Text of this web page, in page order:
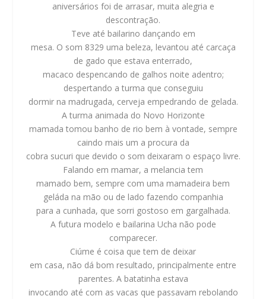
aniversários foi de arrasar, muita alegria e
descontração.
Teve até bailarino dançando em
mesa. O som 8329 uma beleza, levantou até carcaça
de gado que estava enterrado,
macaco despencando de galhos noite adentro;
despertando a turma que conseguiu
dormir na madrugada, cerveja empedrando de gelada.
A turma animada do Novo Horizonte
mamada tomou banho de rio bem à vontade, sempre
caindo mais um a procura da
cobra sucuri que devido o som deixaram o espaço livre.
Falando em mamar, a melancia tem
mamado bem, sempre com uma mamadeira bem
geláda na mão ou de lado fazendo companhia
para a cunhada, que sorri gostoso em gargalhada.
A futura modelo e bailarina Ucha não pode
comparecer.
Ciúme é coisa que tem de deixar
em casa, não dá bom resultado, principalmente entre
parentes. A batatinha estava
invocando até com as vacas que passavam rebolando